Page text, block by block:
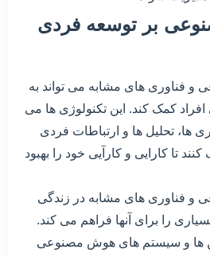
بر توسعه فردی
و فناوری های مشابه می تواند به
کمک کند. این تکنولوژی ها می
ها، تحلیل ها و ارتباطات فردی
کنند تا کارایی و کارآیی خود را بهبود
و فناوری های مشابه در زندگی
را برای آنها فراهم می کند.
ها و سیستم های هوش مصنوعی